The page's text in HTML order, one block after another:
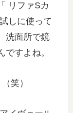
リファSカ
しに使って
洗面所で鏡
すよね。
（笑）